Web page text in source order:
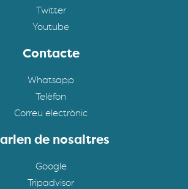
Twitter
Youtube
Contacte
Whatsapp
Telèfon
Correu electrònic
de nosaltres
Google
Tripadvisor